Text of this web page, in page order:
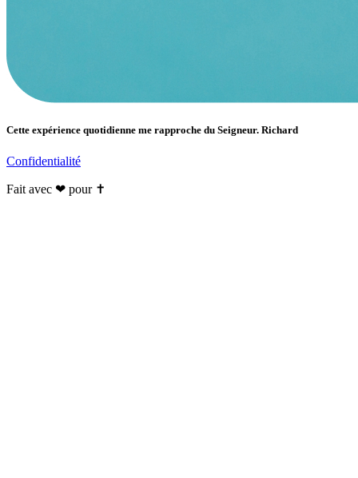
Cette expérience quotidienne me rapproche du Seigneur. Richard
Confidentialité
Fait avec ❤ pour ✝️️